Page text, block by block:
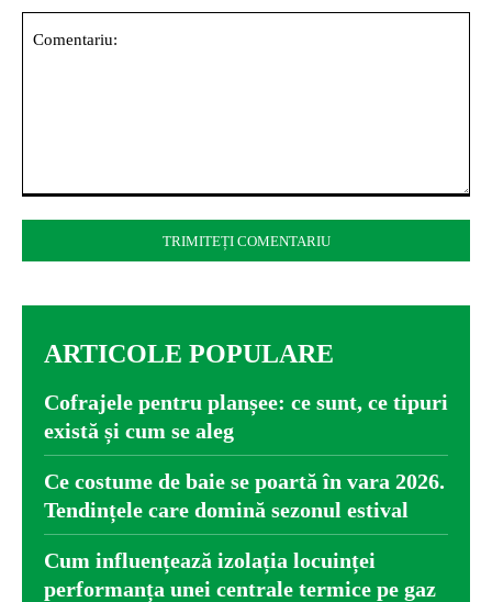
ARTICOLE POPULARE
Cofrajele pentru planșee: ce sunt, ce tipuri
există și cum se aleg
Ce costume de baie se poartă în vara 2026.
Tendințele care domină sezonul estival
Cum influențează izolația locuinței
performanța unei centrale termice pe gaz